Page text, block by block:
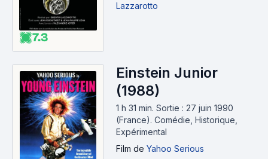
7.3
Lazzarotto
Einstein Junior
(1988)
1 h 31 min. Sortie : 27 juin 1990
(France). Comédie, Historique,
Expérimental
Film de Yahoo Serious